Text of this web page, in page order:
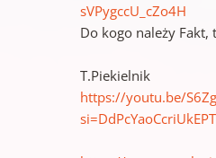
sVPygccU_cZo4H
Do kogo należy
T.Piekielnik
https://youtu.be/
si=DdPcYaoCcriUkEPT